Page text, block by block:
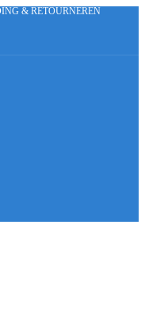
& RETOURNEREN